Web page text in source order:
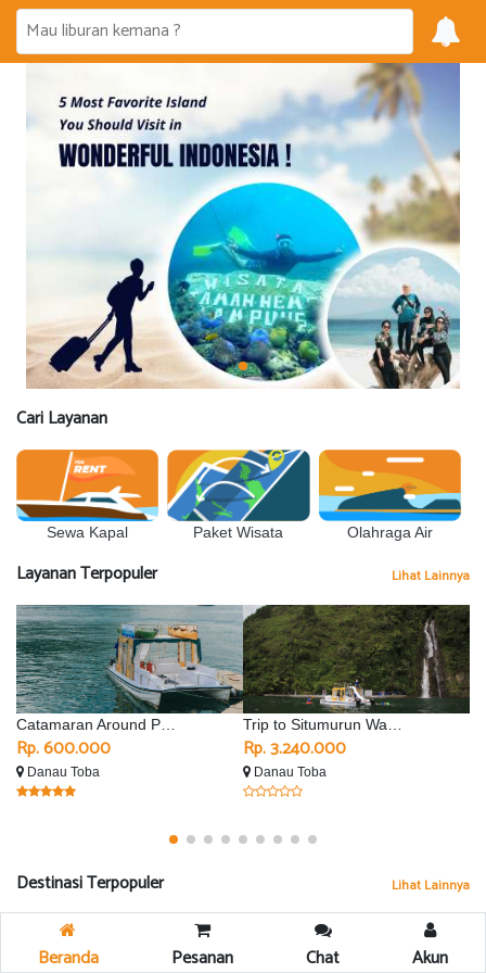
Cari Layanan
Sewa Kapal Paket Wisata Olahraga Air
Layanan Terpopuler Lihat Lainnya
Rp. 600.000
Danau Toba
Rp. 3.240.000
Danau Toba
Destinasi Terpopuler Lihat Lainnya
Beranda Pesanan Chat Akun